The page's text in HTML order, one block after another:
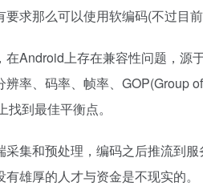
求那么可以使用软编码(不过目前
在Android上存在兼容性问题，源
率、码率、帧率、GOP(Group
到最佳平衡点。
集和预处理，编码之后推流到
雄厚的人才与资金是不现实的。